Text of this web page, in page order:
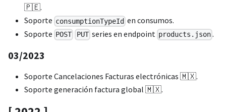
🇵🇪.
Soporte consumptionTypeId en consumos.
Soporte POST PUTseries en endpoint products.json.
03/2023
Soporte Cancelaciones Facturas electrónicas 🇲🇽.
Soporte generación factura global 🇲🇽.